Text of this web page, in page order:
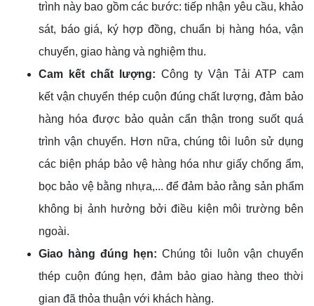
trình này bao gồm các bước: tiếp nhận yêu cầu, khảo
sát, báo giá, ký hợp đồng, chuẩn bị hàng hóa, vận
chuyển, giao hàng và nghiệm thu.
Cam kết chất lượng: Công ty Vận Tải ATP cam
kết vận chuyển thép cuộn đúng chất lượng, đảm bảo
hàng hóa được bảo quản cẩn thận trong suốt quá
trình vận chuyển. Hơn nữa, chúng tôi luôn sử dụng
các biện pháp bảo vệ hàng hóa như giấy chống ẩm,
bọc bảo vệ bằng nhựa,... để đảm bảo rằng sản phẩm
không bị ảnh hưởng bởi điều kiện môi trường bên
ngoài.
Giao hàng đúng hẹn: Chúng tôi luôn vận chuyển
thép cuộn đúng hẹn, đảm bảo giao hàng theo thời
gian đã thỏa thuận với khách hàng.